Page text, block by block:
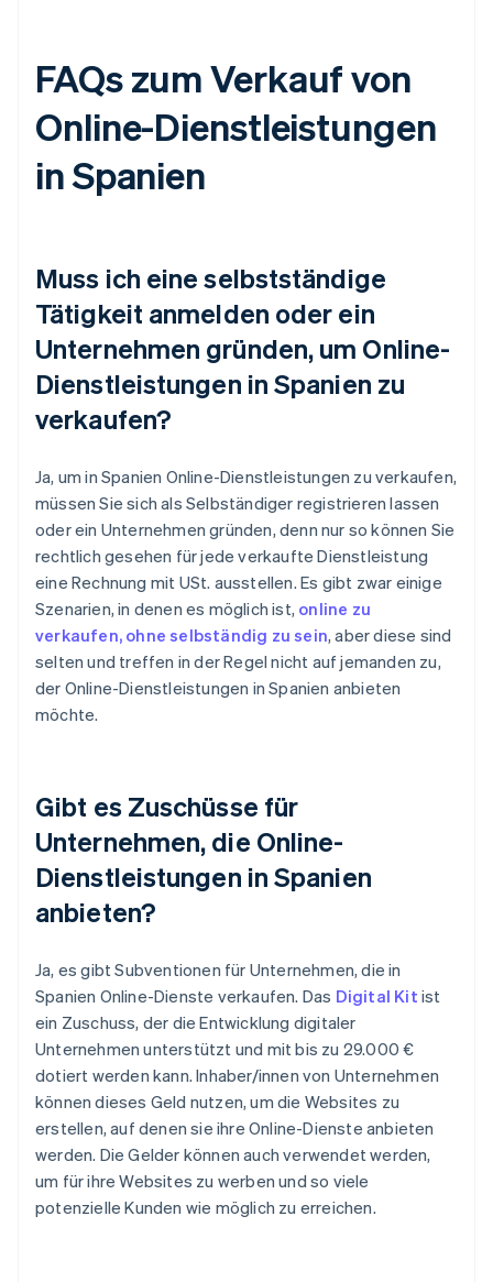
FAQs zum Verkauf von
Online-Dienstleistungen
in Spanien
Muss ich eine selbstständige
Tätigkeit anmelden oder ein
Unternehmen gründen, um Online-
Dienstleistungen in Spanien zu
verkaufen?
Ja, um in Spanien Online-Dienstleistungen zu verkaufen,
müssen Sie sich als Selbständiger registrieren lassen
oder ein Unternehmen gründen, denn nur so können Sie
rechtlich gesehen für jede verkaufte Dienstleistung
eine Rechnung mit USt. ausstellen. Es gibt zwar einige
Szenarien, in denen es möglich ist, online zu
verkaufen, ohne selbständig zu sein, aber diese sind
selten und treffen in der Regel nicht auf jemanden zu,
der Online-Dienstleistungen in Spanien anbieten
möchte.
Gibt es Zuschüsse für
Unternehmen, die Online-
Dienstleistungen in Spanien
anbieten?
Ja, es gibt Subventionen für Unternehmen, die in
Spanien Online-Dienste verkaufen. Das Digital Kit ist
ein Zuschuss, der die Entwicklung digitaler
Unternehmen unterstützt und mit bis zu 29.000 €
dotiert werden kann. Inhaber/innen von Unternehmen
können dieses Geld nutzen, um die Websites zu
erstellen, auf denen sie ihre Online-Dienste anbieten
werden. Die Gelder können auch verwendet werden,
um für ihre Websites zu werben und so viele
potenzielle Kunden wie möglich zu erreichen.